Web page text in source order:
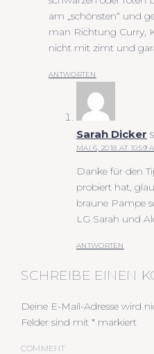
am „schönsten“ und
man Richtung Curry,
nicht mit zimt und
ANTWORTEN
Sarah Dicker
MAI 6, 2018 AT 10:59
Danke für den
probiert hat,
braune Pampe
LG Sarah und
ANTWORTEN
SCHREIBE EINEN
Deine E-Mail-Adresse wird
Felder sind mit * markiert
COMMENT